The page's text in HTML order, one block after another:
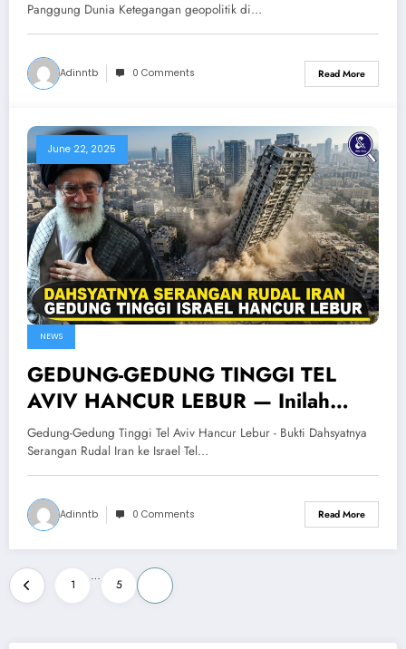
Panggung Dunia Ketegangan geopolitik di…
Adinntb 0 Comments Read More
June 22, 2025
NEWS
GEDUNG-GEDUNG TINGGI TEL
AVIV HANCUR LEBUR — Inilah
Bukti Dahsyatnya Serangan Rudal
Iran ke Israel
Gedung-Gedung Tinggi Tel Aviv Hancur Lebur - Bukti Dahsyatnya
Serangan Rudal Iran ke Israel Tel…
Adinntb 0 Comments Read More
Posts
pagination
1
…
5